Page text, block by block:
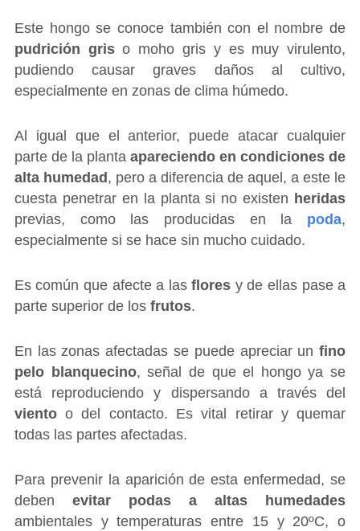
Este hongo se conoce también con el nombre de
pudrición griso moho gris y es muy virulento,
pudiendo causar graves daños al cultivo,
especialmente en zonas de clima húmedo.
Al igual que el anterior, puede atacar cualquier
parte de la plantaapareciendo en condiciones de
alta humedad , pero a diferencia de aquel, a este le
cuesta penetrar en la planta si no existen heridas
previas, como las producidas en la poda,
especialmente si se hace sin mucho cuidado.
Es común que afecte a lasflores y de ellas pase a
parte superior de los frutos.
En las zonas afectadas se puede apreciar unfino
pelo blanquecino, señal de que el hongo ya se
está reproduciendo y dispersando a través del
vientoo del contacto. Es vital retirar y quemar
todas las partes afectadas.
Para prevenir la aparición de esta enfermedad, se
deben evitar podas a altas humedades
ambientales y temperaturas entre 15 y 20ºC, o